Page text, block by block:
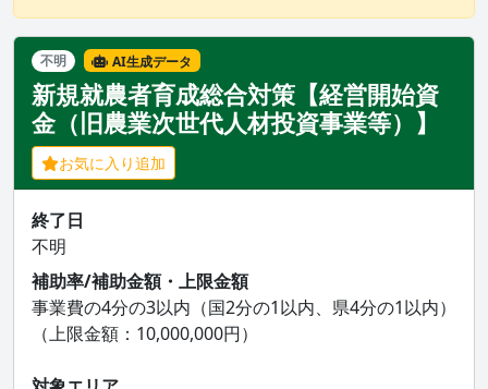
不明 AI生成データ
新規就農者育成総合対策【経営開始資
金（旧農業次世代人材投資事業等）】
お気に入り追加
終了日
不明
補助率/補助金額・上限金額
事業費の4分の3以内（国2分の1以内、県4分の1以内）
（上限金額：10,000,000円）